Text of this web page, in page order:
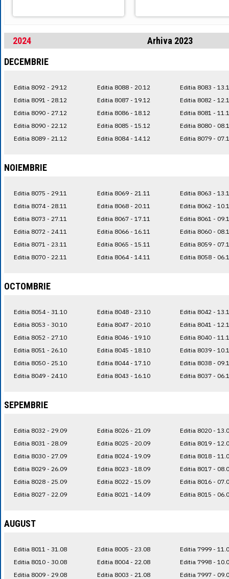
2024
Arhiva 2023
DECEMBRIE
Editia 8092 - 29.12
Editia 8091 - 28.12
Editia 8090 - 27.12
Editia 8090 - 22.12
Editia 8089 - 21.12
Editia 8088 - 20.12
Editia 8087 - 19.12
Editia 8086 - 18.12
Editia 8085 - 15.12
Editia 8084 - 14.12
Editia 8083 -
Editia 8082 -
Editia 8081 -
Editia 8080 -
Editia 8079 -
NOIEMBRIE
Editia 8075 - 29.11
Editia 8074 - 28.11
Editia 8073 - 27.11
Editia 8072 - 24.11
Editia 8071 - 23.11
Editia 8070 - 22.11
Editia 8069 - 21.11
Editia 8068 - 20.11
Editia 8067 - 17.11
Editia 8066 - 16.11
Editia 8065 - 15.11
Editia 8064 - 14.11
Editia 8063 -
Editia 8062 -
Editia 8061 -
Editia 8060 -
Editia 8059 -
Editia 8058 -
OCTOMBRIE
Editia 8054 - 31.10
Editia 8053 - 30.10
Editia 8052 - 27.10
Editia 8051 - 26.10
Editia 8050 - 25.10
Editia 8049 - 24.10
Editia 8048 - 23.10
Editia 8047 - 20.10
Editia 8046 - 19.10
Editia 8045 - 18.10
Editia 8044 - 17.10
Editia 8043 - 16.10
Editia 8042 -
Editia 8041 -
Editia 8040 -
Editia 8039 -
Editia 8038 -
Editia 8037 -
SEPEMBRIE
Editia 8032 - 29.09
Editia 8031 - 28.09
Editia 8030 - 27.09
Editia 8029 - 26.09
Editia 8028 - 25.09
Editia 8027 - 22.09
Editia 8026 - 21.09
Editia 8025 - 20.09
Editia 8024 - 19.09
Editia 8023 - 18.09
Editia 8022 - 15.09
Editia 8021 - 14.09
Editia 8020 -
Editia 8019 -
Editia 8018 -
Editia 8017 -
Editia 8016 -
Editia 8015 -
AUGUST
Editia 8011 - 31.08
Editia 8010 - 30.08
Editia 8009 - 29.08
Editia 8005 - 23.08
Editia 8004 - 22.08
Editia 8003 - 21.08
Editia 7999 -
Editia 7998 -
Editia 7997 -